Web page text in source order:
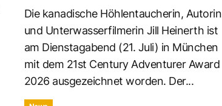
Die kanadische Höhlentaucherin, Autorin
und Unterwasserfilmerin Jill Heinerth ist
am Dienstagabend (21. Juli) in München
mit dem 21st Century Adventurer Award
2026 ausgezeichnet worden. Der...